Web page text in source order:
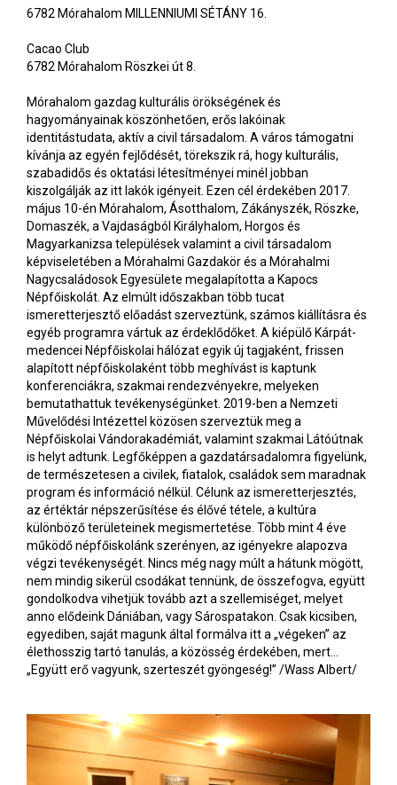
6782 Mórahalom MILLENNIUMI SÉTÁNY 16.
Cacao Club
6782 Mórahalom Röszkei út 8.
Mórahalom gazdag kulturális örökségének és
hagyományainak köszönhetően, erős lakóinak
identitástudata, aktív a civil társadalom. A város támogatni
kívánja az egyén fejlődését, törekszik rá, hogy kulturális,
szabadidős és oktatási létesítményei minél jobban
kiszolgálják az itt lakók igényeit. Ezen cél érdekében 2017.
május 10-én Mórahalom, Ásotthalom, Zákányszék, Röszke,
Domaszék, a Vajdaságból Királyhalom, Horgos és
Magyarkanizsa települések valamint a civil társadalom
képviseletében a Mórahalmi Gazdakör és a Mórahalmi
Nagycsaládosok Egyesülete megalapította a Kapocs
Népfőiskolát. Az elmúlt időszakban több tucat
ismeretterjesztő előadást szerveztünk, számos kiállításra és
egyéb programra vártuk az érdeklődőket. A kiépülő Kárpát-
medencei Népfőiskolai hálózat egyik új tagjaként, frissen
alapított népfőiskolaként több meghívást is kaptunk
konferenciákra, szakmai rendezvényekre, melyeken
bemutathattuk tevékenységünket. 2019-ben a Nemzeti
Művelődési Intézettel közösen szerveztük meg a
Népfőiskolai Vándorakadémiát, valamint szakmai Látóútnak
is helyt adtunk. Legfőképpen a gazdatársadalomra figyelünk,
de természetesen a civilek, fiatalok, családok sem maradnak
program és információ nélkül. Célunk az ismeretterjesztés,
az értéktár népszerűsítése és élővé tétele, a kultúra
különböző területeinek megismertetése. Több mint 4 éve
működő népfőiskolánk szerényen, az igényekre alapozva
végzi tevékenységét. Nincs még nagy múlt a hátunk mögött,
nem mindig sikerül csodákat tennünk, de összefogva, együtt
gondolkodva vihetjük tovább azt a szellemiséget, melyet
anno elődeink Dániában, vagy Sárospatakon. Csak kicsiben,
egyediben, saját magunk által formálva itt a „végeken” az
élethosszig tartó tanulás, a közösség érdekében, mert…
„Együtt erő vagyunk, szerteszét gyöngeség!” /Wass Albert/